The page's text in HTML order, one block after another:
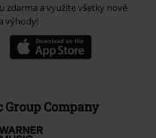
zdarma a využite všetky nové
výhody!
Company